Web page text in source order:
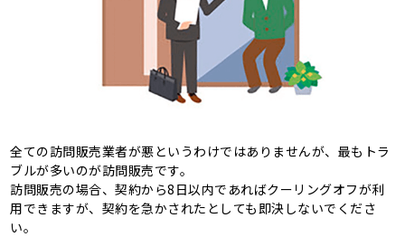
全ての訪問販売業者が悪というわけではありませんが、最もトラ
ブルが多いのが訪問販売です。
訪問販売の場合、契約から8日以内であればクーリングオフが利
用できますが、契約を急かされたとしても即決しないでくださ
い。